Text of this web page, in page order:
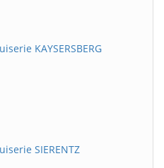
KAYSERSBERG
SIERENTZ